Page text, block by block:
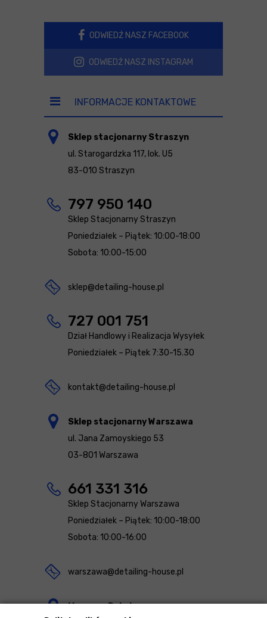
ODWIEDŹ NASZ FACEBOOK
ODWIEDŹ NASZ INSTAGRAM
INFORMACJE KONTAKTOWE
Sklep stacjonarny Straszyn
ul. Starogardzka 117, lok. U5
83-010 Straszyn
797 950 140
Sklep Stacjonarny Straszyn
Poniedziałek – Piątek: 10:00-18:00
Sobota: 10:00-15:00
sklep@detailing-house.pl
727 001 751
Dział Handlowy i Realizacja Wysyłek
Poniedziałek – Piątek 7:30-15.30
kontakt@detailing-house.pl
Sklep stacjonarny Warszawa
ul. Jana Zamoyskiego 53
03-801 Warszawa
661 331 316
Sklep Stacjonarny Warszawa
Poniedziałek – Piątek: 10:00-18:00
Sobota: 10:00-16:00
warszawa@detailing-house.pl
Magazyn Rekcin